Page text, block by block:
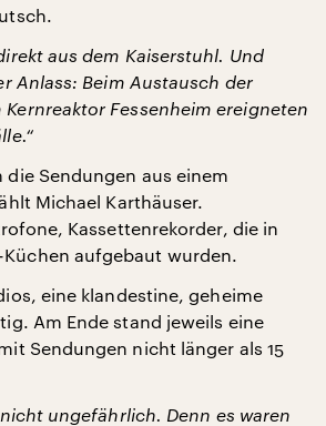
aus dem Kaiserstuhl. Und
Anlass: Beim Austausch der
Fessenheim ereigneten
die Sendungen aus einem
Michael Karthäuser.
Kassettenrekorder, die in
aufgebaut wurden.
eine klandestine, geheime
Am Ende stand jeweils eine
Sendungen nicht länger als 15
ungefährlich. Denn es waren